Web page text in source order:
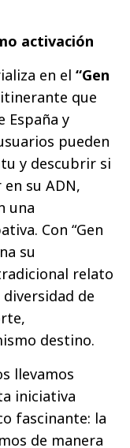
activación
en el “Gen
que
España y
pueden
y descubrir si
su ADN,
una
Con “Gen
su
relato
de
destino.
llevamos
iniciativa
fascinante: la
de manera